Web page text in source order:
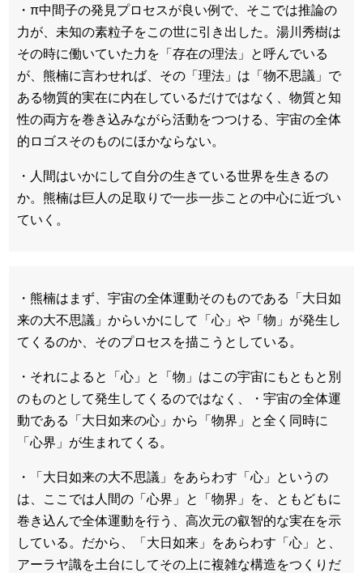
・π中間子の発見プロセスが良い例で、そこでは推論の
力が、未知の素粒子をこの世に引き出した。湯川秀樹は
その時に働いていた力を「存在の理法」と呼んでいる
が、熊楠に言わせれば、その「理法」は「物不思議」で
ある物質的実在に内在しているだけではなく、物質と知
性の両方を巻き込みながら活動をつつける、宇宙の全体
的ロゴスそのものにほかならない。
・人間はいかにして自分の生きている世界を生きるの
か。熊楠は巨人の足取りで一歩一歩ことの中心に近づい
ていく。
・熊楠はまず、宇宙の全体運動そのものである「大日如
来の大不思議」からいかにして「心」や「物」が発生し
てくるのか、そのプロセスを描こうとしている。
・それによると「心」と「物」はこの宇宙にもともと別
のものとして発生してくるのではなく、・宇宙の全体運
動である「大日如来の心」から「物界」と全く同時に
「心界」が生まれてくる。
・「大日如来の大不思議」をあらわす「心」というの
は、ここでは人間の「心界」と「物界」を、ともどもに
巻き込んで全体運動を行う、高次元の叡智的な実在を示
している。だから、「大日如来」をあらわす「心」と、
アーラヤ識を土台にしてその上に複雑な構造をつくりだ